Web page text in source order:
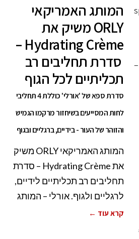
המותג האמריקאי
ORLY משיק את
Hydrating Crème –
סדרת תחליבים רב
תכליתיים לכל הגוף
סדרת ספא של 'אורלי' כוללת 4 תחליבי
לחות המסייעים בשיחזור מרקמו הגמיש
והזוהר של העור - בידיים, ברגליים ובגוף
המותג האמריקאי ORLY משיק
את Hydrating Crème – סדרת
תחליבים רב תכליתיים לידיים,
לרגליים ולגוף. אורלי – המותג
קרא עוד ←